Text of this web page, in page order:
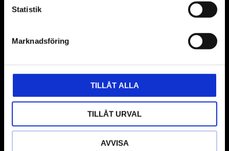
Statistik
Marknadsföring
TILLÅT ALLA
TILLÅT URVAL
AVVISA
Våra främsta leverantörer är KS Tools verktyg, ATH billyftar
& däckmaskiner och Master luftmaskiner. Kontakta oss
gärna om vad som helst då vi gör vårt yttersta för att hjälpa